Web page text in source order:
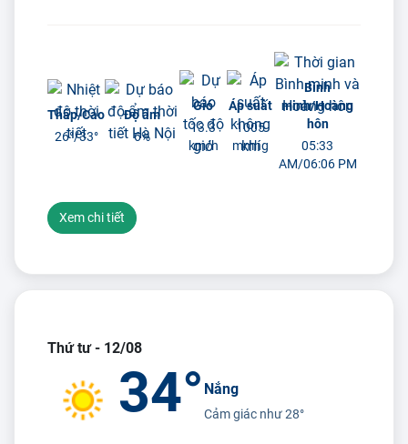
Thấp/Cao
26°/33°
Độ ẩm
6%
Gió
13.3
km/h
Áp suất
1005
mmhg
Bình
minh/Hoàng
hôn
05:33
AM/06:06 PM
Xem chi tiết
Thứ tư - 12/08
34° Nắng
Cảm giác như28°